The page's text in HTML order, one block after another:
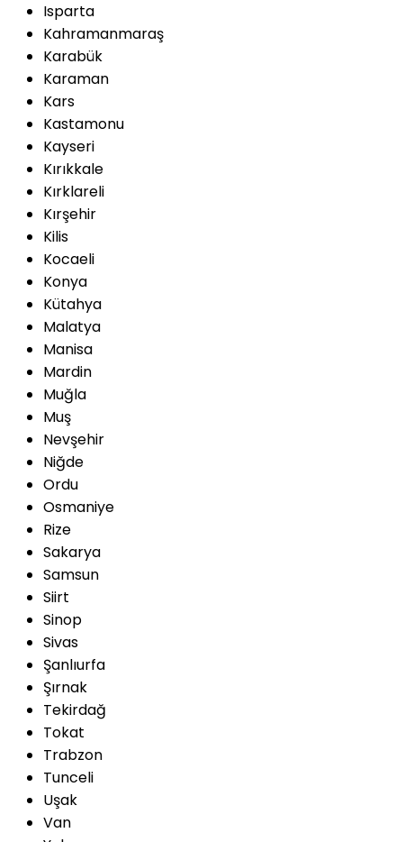
Isparta
Kahramanmaraş
Karabük
Karaman
Kars
Kastamonu
Kayseri
Kırıkkale
Kırklareli
Kırşehir
Kilis
Kocaeli
Konya
Kütahya
Malatya
Manisa
Mardin
Muğla
Muş
Nevşehir
Niğde
Ordu
Osmaniye
Rize
Sakarya
Samsun
Siirt
Sinop
Sivas
Şanlıurfa
Şırnak
Tekirdağ
Tokat
Trabzon
Tunceli
Uşak
Van